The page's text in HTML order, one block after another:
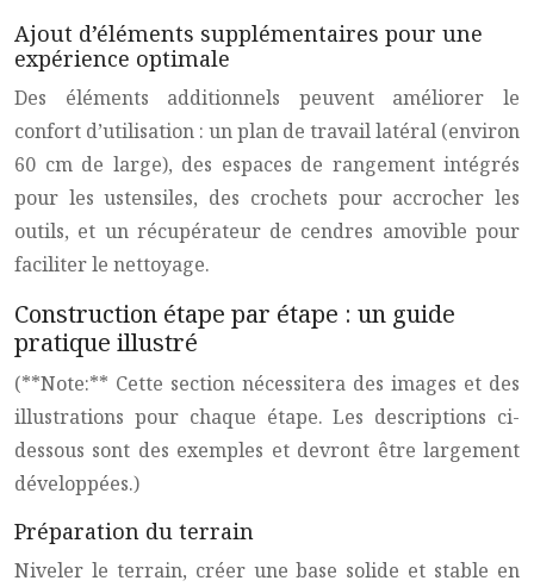
Ajout d’éléments supplémentaires pour une
expérience optimale
Des éléments additionnels peuvent améliorer le
confort d’utilisation : un plan de travail latéral (environ
60 cm de large), des espaces de rangement intégrés
pour les ustensiles, des crochets pour accrocher les
outils, et un récupérateur de cendres amovible pour
faciliter le nettoyage.
Construction étape par étape : un guide
pratique illustré
(**Note:** Cette section nécessitera des images et des
illustrations pour chaque étape. Les descriptions ci-
dessous sont des exemples et devront être largement
développées.)
Préparation du terrain
Niveler le terrain, créer une base solide et stable en